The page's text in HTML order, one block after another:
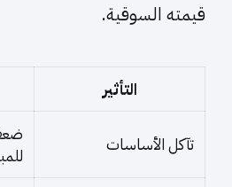
قيمته السوقية.
التأثير
تآكل الأساسات